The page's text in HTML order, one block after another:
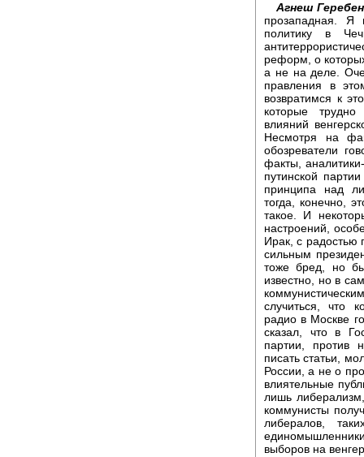
Агнеш
прозападная. Я
политику в
реформ, о
а не на деле.
правления в
возвратимся к
которые трудно
влияний
Несмотря на
обозреватели
факты,
путинской
принципа над
тогда, конечно,
такое. И
настроений,
Ирак, с радостью
сильным
тоже бред, но
известно, но в
случиться, что
радио в Москве
сказал, что в
партии, против
писать статьи,
России, а не о
влиятельные
лишь
коммунисты
либералов,
выборов на